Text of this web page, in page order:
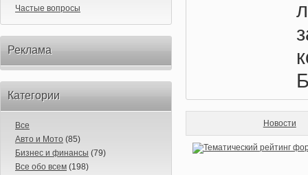
Частые вопросы
Реклама
Категории
Все
Авто и Мото (85)
Бизнес и финансы (79)
Все обо всем (198)
Новости